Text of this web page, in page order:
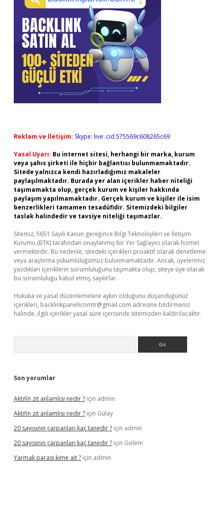
Reklam ve İletişim: Skype: live:.cid.575569c608265c69
Yasal Uyarı: Bu internet sitesi, herhangi bir marka, kurum
veya şahıs şirketi ile hiçbir bağlantısı bulunmamaktadır.
Sitede yalnızca kendi hazırladığımız makaleler
paylaşılmaktadır. Burada yer alan içerikler haber niteliği
taşımamakta olup, gerçek kurum ve kişiler hakkında
paylaşım yapılmamaktadır. Gerçek kurum ve kişiler ile isim
benzerlikleri tamamen tesadüfidir. Sitemizdeki bilgiler
taslak halindedir ve tavsiye niteliği taşımazlar.
Sitemiz, 5651 Sayılı Kanun gereğince Bilgi Teknolojileri ve İletişim
Kurumu (BTK) tarafından onaylanmış bir Yer Sağlayıcı olarak hizmet
vermektedir. Bu nedenle, sitedeki içerikleri proaktif olarak denetleme
veya araştırma yükümlülüğümüz bulunmamaktadır. Ancak, üyelerimiz
yazdıkları içeriklerin sorumluluğunu taşımakta olup, siteye üye olarak
bu sorumluluğu kabul etmiş sayılırlar.
Hukuka ve yasal düzenlemelere aykırı olduğunu düşündüğünüz
içerikleri, backlinkpanelicomtr@gmail.com adresine bildirmeniz
halinde, ilgili içerikler yasal süre içerisinde sitemizden kaldırılacaktır.
Son yorumlar
Aktifin zıt anlamlısı nedir ? için admin
Aktifin zıt anlamlısı nedir ? için Gülay
20 sayısının çarpanları kaç tanedir ? için admin
20 sayısının çarpanları kaç tanedir ? için Golem
Yarmak parası kime ait ? için admin